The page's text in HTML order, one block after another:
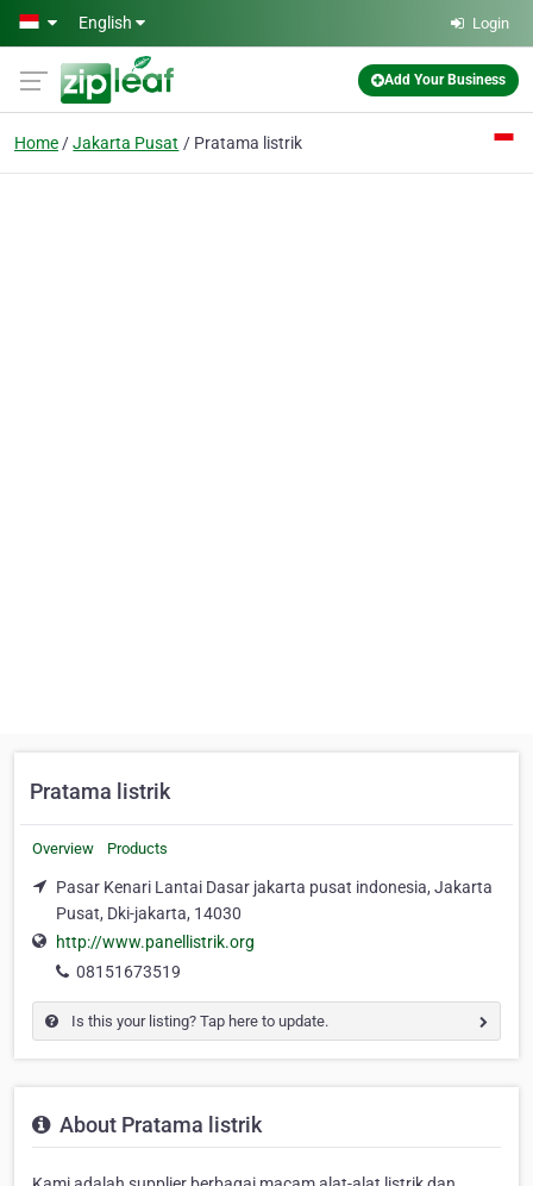
Skip to main content
English Login
Add Your Business
Home Jakarta Pusat Pratama listrik
Pratama listrik
Overview Products
Pasar Kenari Lantai Dasar jakarta pusat indonesia, Jakarta
Pusat, Dki-jakarta, 14030
http://www.panellistrik.org
08151673519
Is this your listing? Tap here to update.
About Pratama listrik